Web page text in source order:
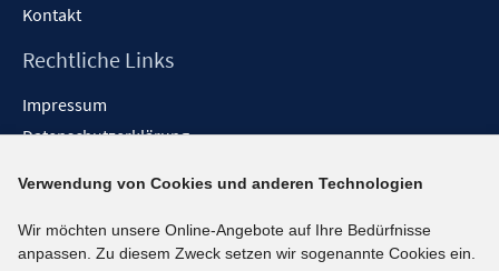
Kontakt
Rechtliche Links
Impressum
Datenschutzerklärung
Barrieren melden
Social-Media-Kanäle
Verwendung von Cookies und anderen Technologien
Wir möchten unsere Online-Angebote auf Ihre Bedürfnisse
anpassen. Zu diesem Zweck setzen wir sogenannte Cookies ein.